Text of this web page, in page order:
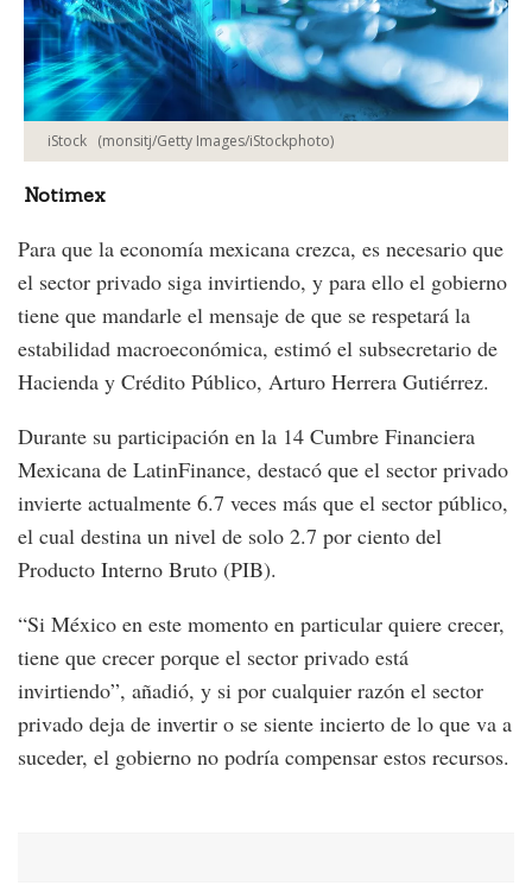
iStock (monsitj/Getty Images/iStockphoto)
Notimex
Para que la economía mexicana crezca, es necesario que
el sector privado siga invirtiendo, y para ello el gobierno
tiene que mandarle el mensaje de que se respetará la
estabilidad macroeconómica, estimó el subsecretario de
Hacienda y Crédito Público, Arturo Herrera Gutiérrez.
Durante su participación en la 14 Cumbre Financiera
Mexicana de LatinFinance, destacó que el sector privado
invierte actualmente 6.7 veces más que el sector público,
el cual destina un nivel de solo 2.7 por ciento del
Producto Interno Bruto (PIB).
“Si México en este momento en particular quiere crecer,
tiene que crecer porque el sector privado está
invirtiendo”, añadió, y si por cualquier razón el sector
privado deja de invertir o se siente incierto de lo que va a
suceder, el gobierno no podría compensar estos recursos.